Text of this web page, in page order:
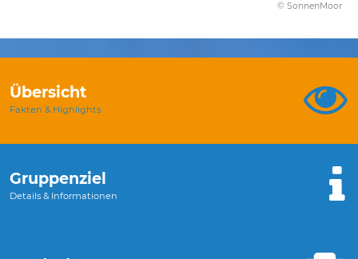
© SonnenMoor
Übersicht
Fakten & Highlights
Gruppenziel
Details & Informationen